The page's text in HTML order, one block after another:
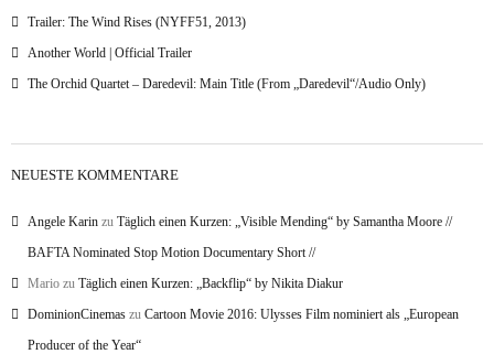
Trailer: The Wind Rises (NYFF51, 2013)
Another World | Official Trailer
The Orchid Quartet – Daredevil: Main Title (From „Daredevil“/Audio Only)
NEUESTE KOMMENTARE
Angele Karin zu Täglich einen Kurzen: „Visible Mending“ by Samantha Moore //
BAFTA Nominated Stop Motion Documentary Short //
Mario zu Täglich einen Kurzen: „Backflip“ by Nikita Diakur
DominionCinemas zu Cartoon Movie 2016: Ulysses Film nominiert als „European
Producer of the Year“